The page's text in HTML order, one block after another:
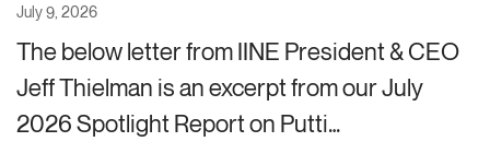
July 9, 2026
The below letter from IINE President & CEO
Jeff Thielman is an excerpt from our July
2026 Spotlight Report on Putti…